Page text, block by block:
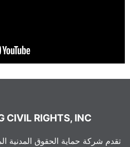
CIVIL RIGHTS, INC.
تقدم شركة حماية الحقوق المدنية